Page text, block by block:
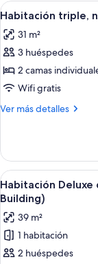
Building,
20-
23F)
camas
no
fumadores
Building,
20-
Abrir
todas
las
fotos
de
Habitación
triple,
(Main
Building,
20-
23F)
6
Habitación triple,
31 m²
3 huéspedes
2 camas
Wifi gratis
Ver más detalles
Más
triple,
no
fumadores
(Main
Building,
20-
23F)
Abrir
todas
las
fotos
de
Habitación
5
Habitación
Building)
39 m²
1 habitación
2 huéspedes